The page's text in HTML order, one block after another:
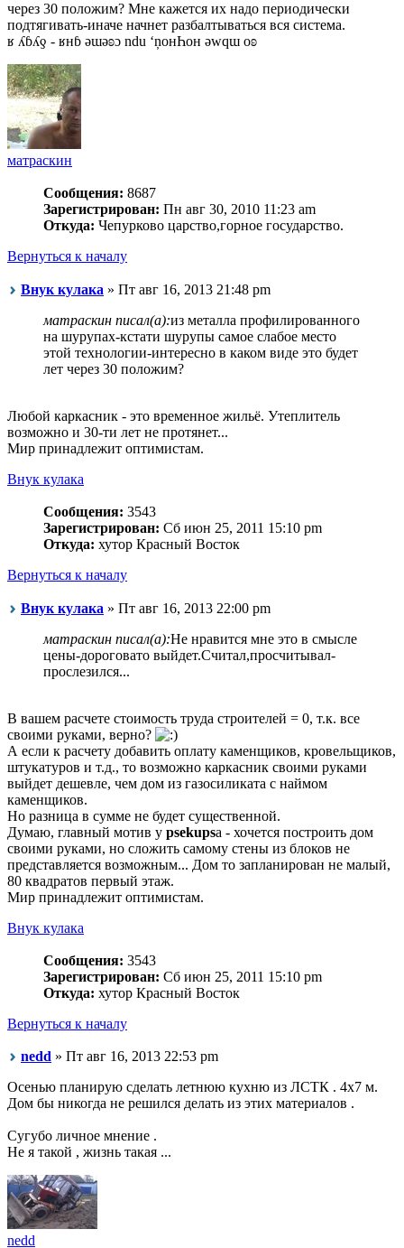
через 30 положим? Мне кажется их надо периодически
подтягивать-иначе начнет разбалтываться вся система.
ʁ ʎɓʎƍ - ʁнɓ ǝɯǝʚɔ ndu ‘ņонҺон ǝwqɯ оʚ
матраскин
Сообщения: 8687
Зарегистрирован: Пн авг 30, 2010 11:23 am
Откуда: Чепурково царство,горное государство.
Вернуться к началу
Внук кулака » Пт авг 16, 2013 21:48 pm
матраскин писал(а):из металла профилированного
на шурупах-кстати шурупы самое слабое место
этой технологии-интересно в каком виде это будет
лет через 30 положим?
Любой каркасник - это временное жильё. Утеплитель
возможно и 30-ти лет не протянет...
Мир принадлежит оптимистам.
Внук кулака
Сообщения: 3543
Зарегистрирован: Сб июн 25, 2011 15:10 pm
Откуда: хутор Красный Восток
Вернуться к началу
Внук кулака » Пт авг 16, 2013 22:00 pm
матраскин писал(а):Не нравится мне это в смысле
цены-дороговато выйдет.Считал,просчитывал-
прослезился...
В вашем расчете стоимость труда строителей = 0, т.к. все
своими руками, верно?
А если к расчету добавить оплату каменщиков, кровельщиков,
штукатуров и т.д., то возможно каркасник своими руками
выйдет дешевле, чем дом из газосиликата с наймом
каменщиков.
Но разница в сумме не будет существенной.
Думаю, главный мотив у psekupsа - хочется построить дом
своими руками, но сложить самому стены из блоков не
представляется возможным... Дом то запланирован не малый,
80 квадратов первый этаж.
Мир принадлежит оптимистам.
Внук кулака
Сообщения: 3543
Зарегистрирован: Сб июн 25, 2011 15:10 pm
Откуда: хутор Красный Восток
Вернуться к началу
nedd » Пт авг 16, 2013 22:53 pm
Осенью планирую сделать летнюю кухню из ЛСТК . 4х7 м.
Дом бы никогда не решился делать из этих материалов .
Сугубо личное мнение .
Не я такой , жизнь такая ...
nedd